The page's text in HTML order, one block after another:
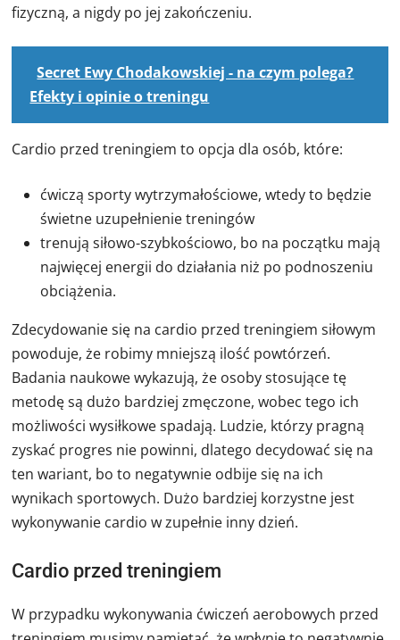
fizyczną, a nigdy po jej zakończeniu.
Secret Ewy Chodakowskiej - na czym polega?
Efekty i opinie o treningu
Cardio przed treningiem to opcja dla osób, które:
ćwiczą sporty wytrzymałościowe, wtedy to będzie
świetne uzupełnienie treningów
trenują siłowo-szybkościowo, bo na początku mają
najwięcej energii do działania niż po podnoszeniu
obciążenia.
Zdecydowanie się na cardio przed treningiem siłowym
powoduje, że robimy mniejszą ilość powtórzeń.
Badania naukowe wykazują, że osoby stosujące tę
metodę są dużo bardziej zmęczone, wobec tego ich
możliwości wysiłkowe spadają. Ludzie, którzy pragną
zyskać progres nie powinni, dlatego decydować się na
ten wariant, bo to negatywnie odbije się na ich
wynikach sportowych. Dużo bardziej korzystne jest
wykonywanie cardio w zupełnie inny dzień.
Cardio przed treningiem
W przypadku wykonywania ćwiczeń aerobowych przed